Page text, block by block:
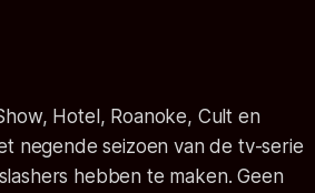
Hotel, Roanoke, Cult en
negende seizoen van de tv-serie
hebben te maken. Geen